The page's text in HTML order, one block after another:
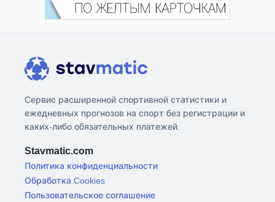
Сервис расширенной спортивной статистики и
ежедневных прогнозов на спорт без регистрации и
каких-либо обязательных платежей.
Stavmatic.com
Политика конфиденциальности
Обработка Cookies
Пользовательское соглашение